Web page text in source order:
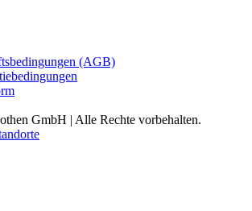
(AGB)
GmbH | Alle Rechte vorbehalten.